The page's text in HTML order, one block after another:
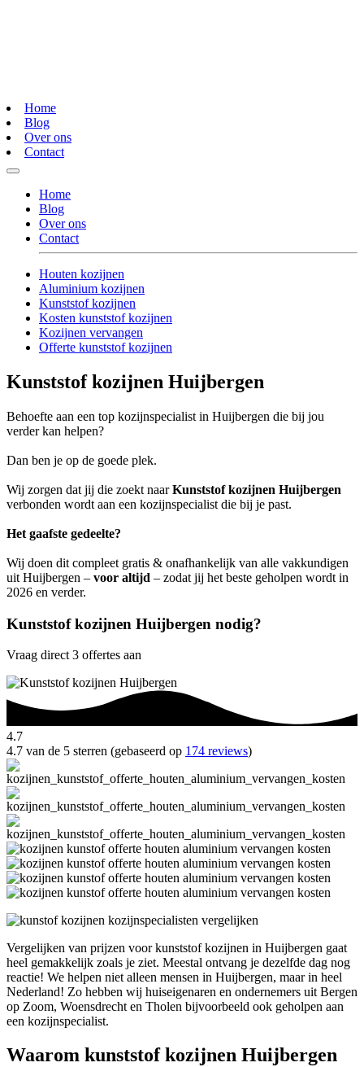
Home
Blog
Over ons
Contact
Home
Blog
Over ons
Contact
Houten kozijnen
Aluminium kozijnen
Kunststof kozijnen
Kosten kunststof kozijnen
Kozijnen vervangen
Offerte kunststof kozijnen
Kunststof kozijnen Huijbergen
Behoefte aan een top kozijnspecialist in Huijbergen die bij jou
verder kan helpen?
Dan ben je op de goede plek.
Wij zorgen dat jij die zoekt naarKunststof kozijnen Huijbergen
verbonden wordt aan een kozijnspecialist die bij je past.
Het gaafste gedeelte?
Wij doen dit compleet gratis & onafhankelijk van alle vakkundigen
uit Huijbergen – voor altijd – zodat jij het beste geholpen wordt in
2026 en verder.
Kunststof kozijnen Huijbergen nodig?
Vraag direct 3 offertes aan
4.7
4.7 van de 5 sterren (gebaseerd op 174 reviews)
Vergelijken van prijzen voor kunststof kozijnen in Huijbergen gaat
heel gemakkelijk zoals je ziet. Meestal ontvang je dezelfde dag nog
reactie! We helpen niet alleen mensen in Huijbergen, maar in heel
Nederland! Zo hebben wij huiseigenaren en ondernemers uit Bergen
op Zoom, Woensdrecht en Tholen bijvoorbeeld ook geholpen aan
een kozijnspecialist.
Waarom kunststof kozijnen Huijbergen